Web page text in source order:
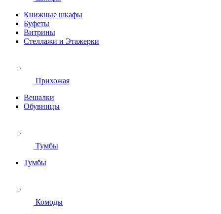
Книжные шкафы
Буфеты
Витрины
Стеллажи и Этажерки
Прихожая
Вешалки
Обувницы
Тумбы
Тумбы
Комоды